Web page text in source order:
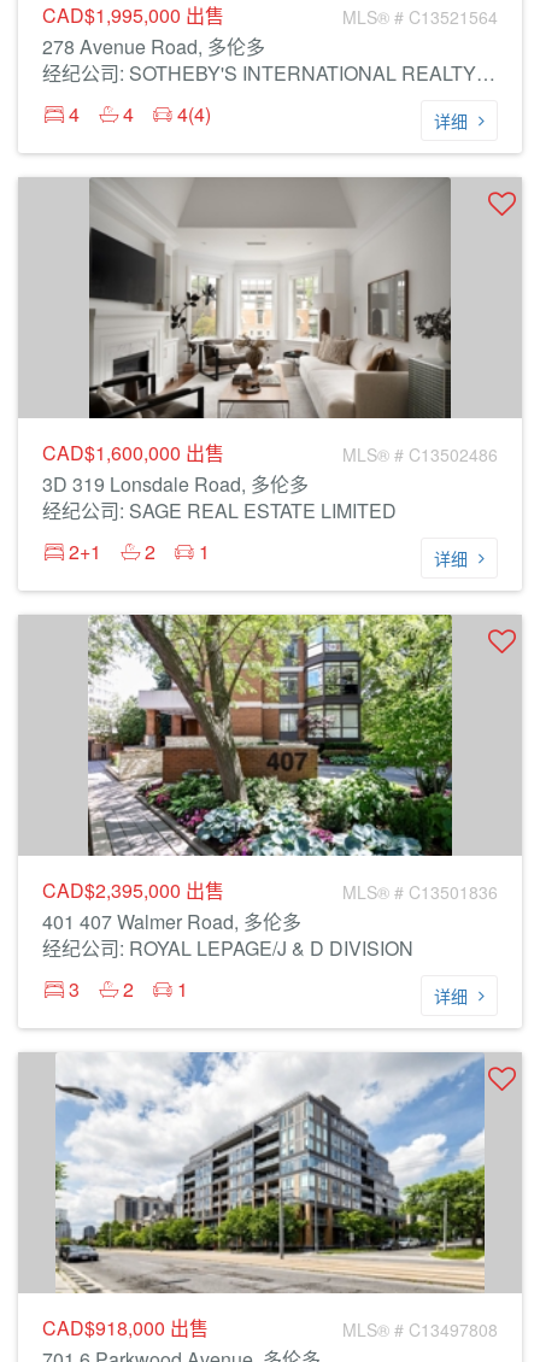
CAD$1,995,000 出售 MLS® # C13521564
278 Avenue Road, 多伦多
经纪公司: SOTHEBY'S INTERNATIONAL REALTY CANADA
4
4 4(4) 详细
CAD$1,600,000 出售 MLS® # C13502486
3D 319 Lonsdale Road, 多伦多
经纪公司: SAGE REAL ESTATE LIMITED
2+1
2 1 详细
CAD$2,395,000 出售 MLS® # C13501836
401 407 Walmer Road, 多伦多
经纪公司: ROYAL LEPAGE/J & D DIVISION
3
2 1 详细
CAD$918,000 出售 MLS® # C13497808